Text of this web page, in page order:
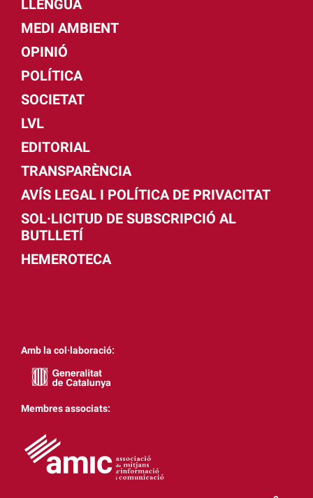
LLENGUA
MEDI AMBIENT
OPINIÓ
POLÍTICA
SOCIETAT
LVL
EDITORIAL
TRANSPARÈNCIA
AVÍS LEGAL I POLÍTICA DE PRIVACITAT
SOL·LICITUD DE SUBSCRIPCIÓ AL
BUTLLETÍ
HEMEROTECA
Amb la col·laboració:
Membres associats: